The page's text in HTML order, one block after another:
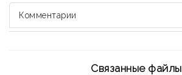
Комментарии
Связанные файлы